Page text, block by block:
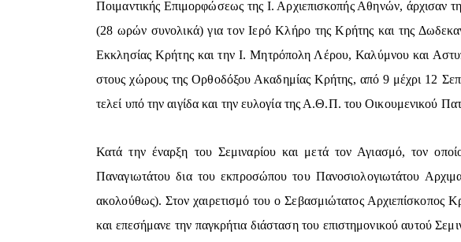
Ποιμαντικής Επιμορφώσεως της Ι. Αρχιεπισκοπής Αθηνών, άρχισαν
(28 ωρών συνολικά) για τον Ιερό Κλήρο της Κρήτης και της
Εκκλησίας Κρήτης και την Ι. Μητρόπολη Λέρου, Καλύμνου και
στους χώρους της Ορθοδόξου Ακαδημίας Κρήτης, από 9 μέχρι 12
τελεί υπό την αιγίδα και την ευλογία της Α.Θ.Π. του Οικουμενικού
Κατά την έναρξη του Σεμιναρίου και μετά τον Αγιασμό, τον
Παναγιωτάτου δια του εκπροσώπου του Πανοσιολογιωτάτου
ακολούθως). Στον χαιρετισμό του ο Σεβασμιώτατος Αρχιεπίσκοπος
και επεσήμανε την παγκρήτια διάσταση του επιστημονικού αυτού